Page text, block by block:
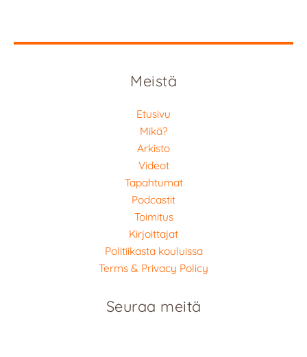
Meistä
Etusivu
Mikä?
Arkisto
Videot
Tapahtumat
Podcastit
Toimitus
Kirjoittajat
Politiikasta kouluissa
Terms & Privacy Policy
Seuraa meitä